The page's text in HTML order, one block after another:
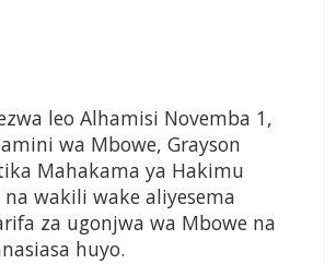
leo Alhamisi Novemba 1,
wa Mbowe, Grayson
Mahakama ya Hakimu
wakili wake aliyesema
za ugonjwa wa Mbowe na
huyo.